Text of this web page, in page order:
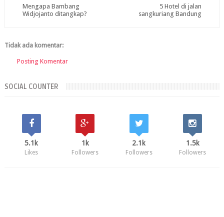
5 Hotel di jalan
sangkuriang Bandung
Mengapa Bambang
Widjojanto ditangkap?
Tidak ada komentar:
Posting Komentar
SOCIAL COUNTER
5.1k
Likes
1k
Followers
2.1k
Followers
1.5k
Followers